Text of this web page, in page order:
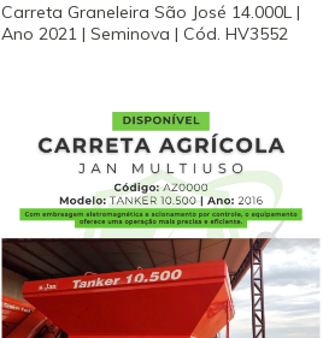
Carreta Graneleira São José 14.000L |
Ano 2021 | Seminova | Cód. HV3552